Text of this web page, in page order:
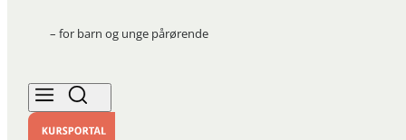
– for barn og unge pårørende